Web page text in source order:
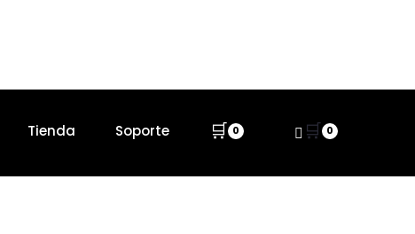
Tienda Soporte 🛒 0 🛒 0